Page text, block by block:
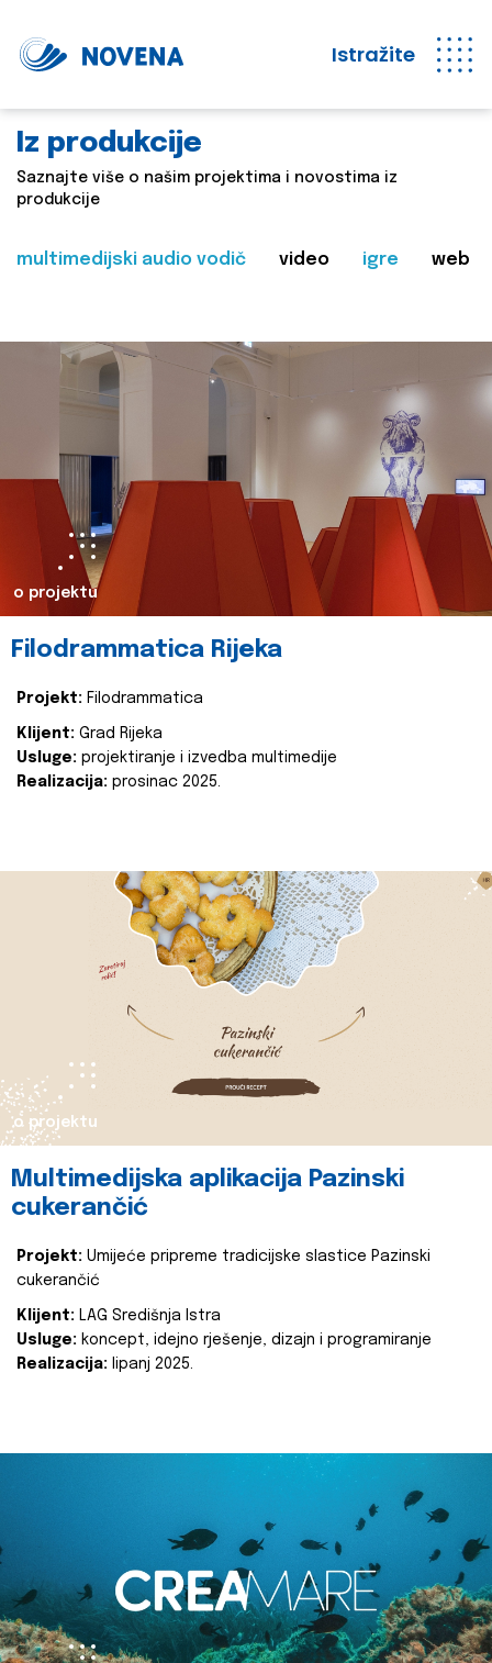
Istražite
Iz produkcije
Saznajte više o našim projektima i novostima iz
produkcije
multimedijski audio vodič video igre web
o projektu
Filodrammatica Rijeka
Projekt: Filodrammatica
Klijent: Grad Rijeka
Usluge: projektiranje i izvedba multimedije
Realizacija: prosinac 2025.
o projektu
Multimedijska aplikacija Pazinski
cukerančić
Projekt: Umijeće pripreme tradicijske slastice Pazinski
cukerančić
Klijent: LAG Središnja Istra
Usluge: koncept, idejno rješenje, dizajn i programiranje
Realizacija: lipanj 2025.